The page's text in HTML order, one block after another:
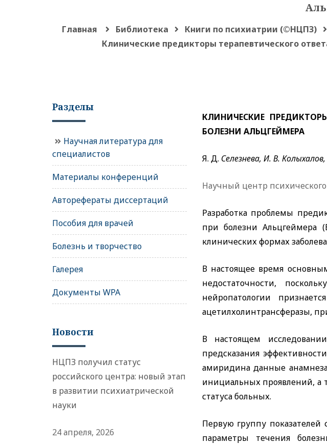
Главная Библиотека Книги по психиатрии (©НЦПЗ)
Клинические предикторы терапевтического
КЛИНИЧЕСКИЕ
БОЛЕЗНИ АЛЬЦГЕЙМЕРА
Я. Д. Селезнева, И. В.
Научный центр
Разработка проблемы
при болезни Альцгеймера
клинических формах
В настоящее время
недостаточности,
нейропатологии
ацетилхолинтрансферазы,
В настоящем
предсказания
амиридина данные
инициальных проявлений, а
статуса больных.
Первую группу показателей
параметры течения
Разделы
Научная литература для
специалистов
Материалы конференций
Авторефераты диссертаций
Пособия для врачей
Болезнь и творчество
Галерея
Документы WPA
Новости
НЦПЗ получил статус
российского центра: новый этап
в развитии психиатрической
науки
24 апреля, 2026